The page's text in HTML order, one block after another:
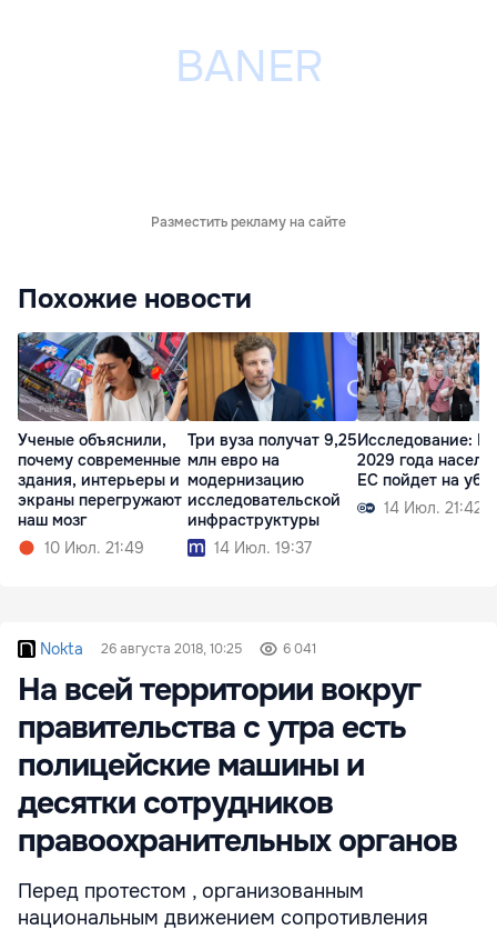
Разместить рекламу на сайте
Похожие новости
Ученые объяснили,
почему современные
здания, интерьеры и
экраны перегружают
наш мозг
10 Июл. 21:49
Три вуза получат 9,25
млн евро на
модернизацию
исследовательской
инфраструктуры
14 Июл. 19:37
Исследование:
2029 года
ЕС пойдет на
14 Июл. 21:42
Nokta 26 августа 2018, 10:25 6 041
На всей территории вокруг
правительства с утра есть
полицейские машины и
десятки сотрудников
правоохранительных органов
Перед протестом , организованным
национальным движением сопротивления